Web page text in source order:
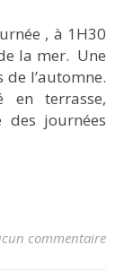
, à 1H30
la mer. Une
l’automne.
en terrasse,
des journées
commentaire